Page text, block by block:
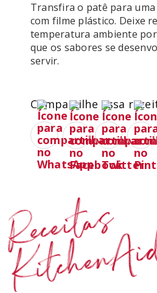
Transfira o patê para
com filme plástico. Deixe
temperatura ambiente
que os sabores se
Compartilhe essa
Receitas